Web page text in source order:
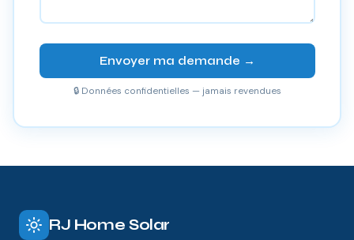
Envoyer ma demande →
🔒 Données confidentielles — jamais revendues
RJ Home Solar